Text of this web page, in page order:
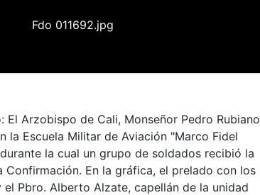
Fdo 011692.jpg
El Arzobispo de Cali, Monseñor Pedro Rubiano
la Escuela Militar de Aviación "Marco Fidel
la cual un grupo de soldados recibió la
Confirmación. En la gráfica, el prelado con los
el Pbro. Alberto Alzate, capellán de la unidad